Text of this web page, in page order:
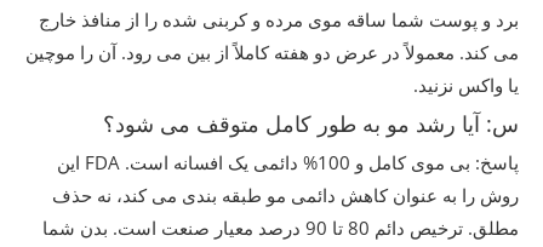
برد و پوست شما ساقه موی مرده و کربنی شده را از منافذ خارج
می کند. معمولاً در عرض دو هفته کاملاً از بین می رود. آن را موچین
یا واکس نزنید.
س: آیا رشد مو به طور کامل متوقف می شود؟
پاسخ: بی موی کامل و 100% دائمی یک افسانه است. FDA این
روش را به عنوان کاهش دائمی مو طبقه بندی می کند، نه حذف
مطلق. ترخیص دائم 80 تا 90 درصد معیار صنعت است. بدن شما